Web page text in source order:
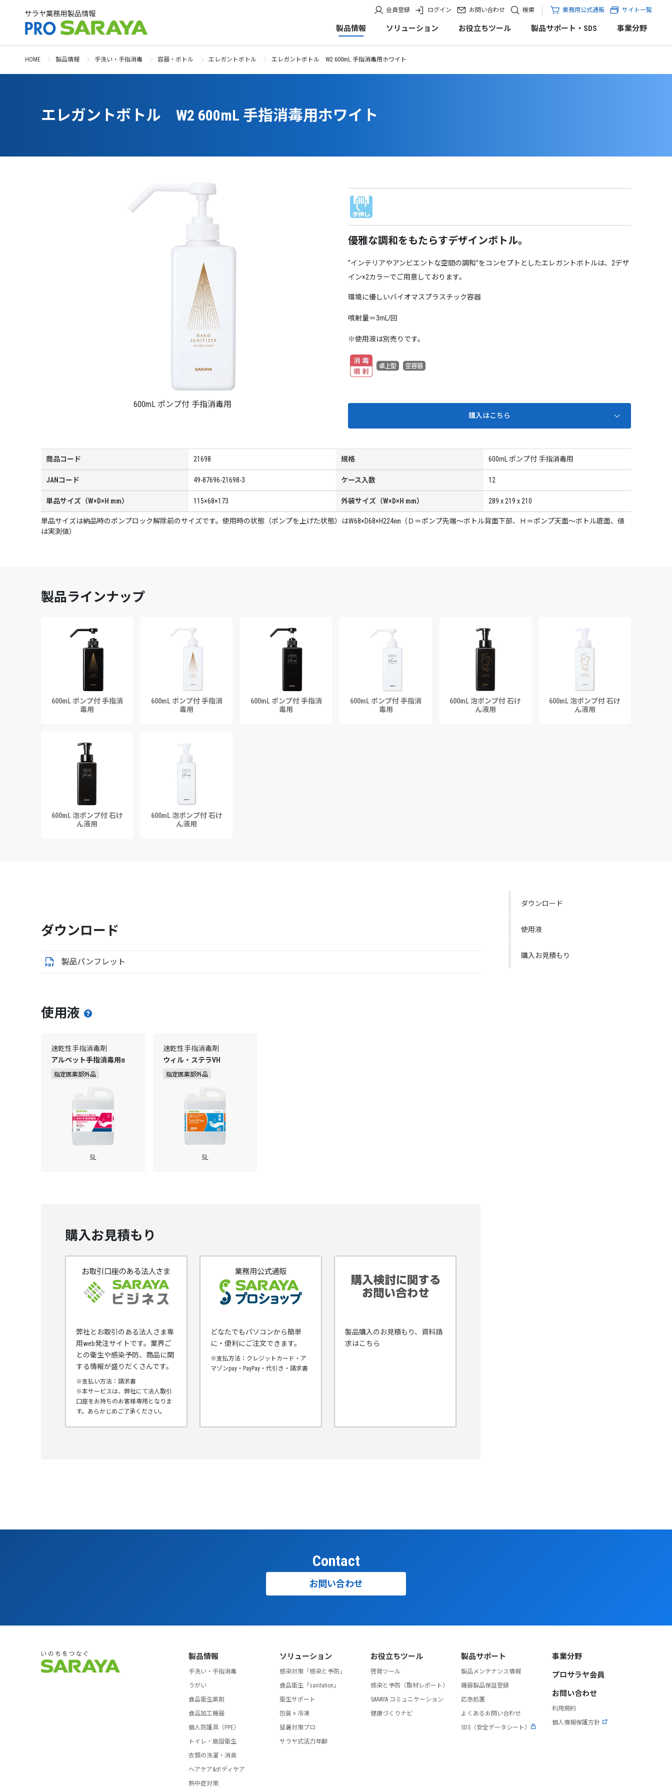
会員登録 ログイン お問い合わせ 検索 業務用公式通販 サイト一覧
製品情報 ソリューション お役立ちツール 製品サポート・SDS 事業分野
HOME 製品情報 手洗い・手指消毒 容器・ボトル エレガントボトル エレガントボトル W2 600mL 手指消毒用ホワイト
エレガントボトル W2 600mL 手指消毒用ホワイト
600mL ポンプ付 手指消毒用
優雅な調和をもたらすデザインボトル。
”インテリアやアンビエントな空間の調和”をコンセプトとしたエレガントボトルは、2デザ
イン×2カラーでご用意しております。
環境に優しいバイオマスプラスチック容器
噴射量＝3mL/回
※使用液は別売りです。
購入はこちら
商品コード 21698
JANコード 49-87696-21698-3
単品サイズ（W×D×H mm） 115×68×173
規格 600mL ポンプ付 手指消毒用
ケース入数 12
外装サイズ（W×D×H mm） 289 x 219 x 210
単品サイズは納品時のポンプロック解除前のサイズです。使用時の状態（ポンプを上げた状態）はW68×D68×H224㎜（Ｄ＝ポンプ先端～ボトル背面下部、Ｈ＝ポンプ天面～ボトル底面、値
は実測値）
製品ラインナップ
600mL ポンプ付 手指消
毒用
600mL ポンプ付 手指消
毒用
600mL ポンプ付 手指消
毒用
600mL ポンプ付 手指消
毒用
600mL 泡ポンプ付 石け
ん液用
600mL 泡ポンプ付 石け
ん液用
600mL 泡ポンプ付 石け
ん液用
600mL 泡ポンプ付 石け
ん液用
ダウンロード
製品パンフレット
使用液
速乾性手指消毒剤
アルペット手指消毒用α
指定医薬部外品
5L
速乾性手指消毒剤
ウィル・ステラVH
指定医薬部外品
5L
購入お見積もり
弊社とお取引のある法人さま専
用web発注サイトです。業界ご
との衛生や感染予防、商品に関
する情報が盛りだくさんです。
※支払い方法：請求書
※本サービスは、弊社にて法人取引
口座をお持ちのお客様専用となりま
す。あらかじめご了承ください。
どなたでもパソコンから簡単
に・便利にご注文できます。
※支払方法：クレジットカード・ア
マゾンpay・PayPay・代引き・請求書
製品購入のお見積もり、資料請
求はこちら
ダウンロード
使用液
購入お見積もり
Contact
お問い合わせ
製品情報
手洗い・手指消毒
うがい
食品衛生薬剤
食品加工機器
個人防護具（PPE）
トイレ・施設衛生
衣類の洗濯・消臭
ヘアケア&ボディケア
熱中症対策
ソリューション
感染対策「感染と予防」
食品衛生「sanitation」
衛生サポート
包装 × 冷凍
猛暑対策プロ
サラヤ式活力年齢
お役立ちツール
啓発ツール
感染と予防（取材レポート）
SARAYA コミュニケーション
健康づくりナビ
製品サポート
製品メンテナンス情報
機器製品保証登録
応急処置
よくあるお問い合わせ
SDS（安全データシート）
事業分野
プロサラヤ会員
お問い合わせ
利用規約
個人情報保護方針